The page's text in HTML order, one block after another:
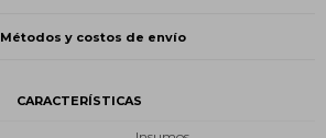
Métodos y costos de envío
CARACTERÍSTICAS